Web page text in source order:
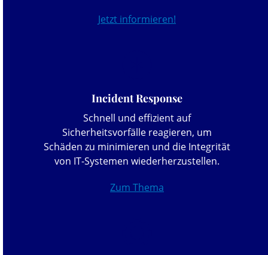
Jetzt informieren!
Incident Response
Schnell und effizient auf
Sicherheitsvorfälle reagieren, um
Schäden zu minimieren und die Integrität
von IT-Systemen wiederherzustellen.
Zum Thema